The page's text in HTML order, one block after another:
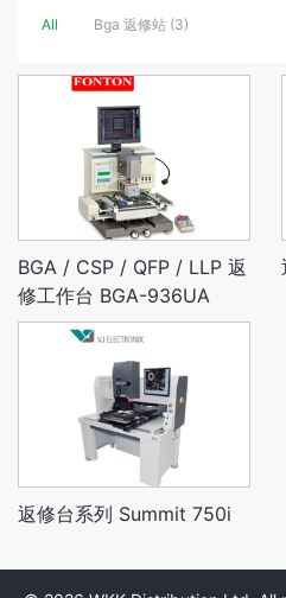
All Bga 返修站 (3)
BGA / CSP / QFP / LLP 返
修工作台 BGA-936UA
返修台系列 Summit 750i